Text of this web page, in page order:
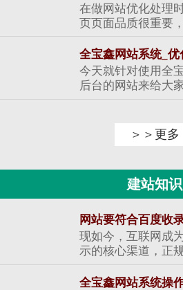
在做网站优化处理
页页面品质很重要
全宝鑫网站系统_优
今天就针对使用全
后台的网站来给大
＞＞更多
建站知识
网站要符合百度收
现如今，互联网成
示的核心渠道，正
全宝鑫网站系统操